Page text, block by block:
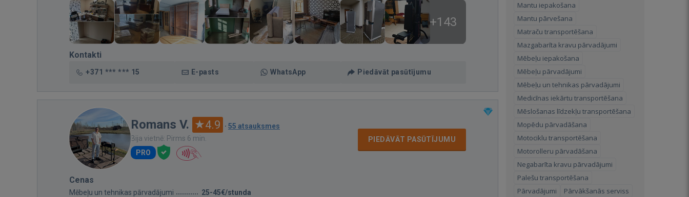
+143
Kontakti
+371 *** *** 15 E-pasts WhatsApp Piedāvāt pasūtījumu
Romans V. 4.9 · 55 atsauksmes
Bija vietnē: Pirms 6 min.
PRO
PIEDĀVĀT PASŪTĪJUMU
Cenas
Mēbeļu un tehnikas pārvadājumi 25-45€/stunda
Mantu iepakošana
Mantu pārvešana
Matraču transportēšana
Mazgabarīta kravu pārvadājumi
Mēbeļu iepakošana
Mēbeļu pārvadājumi
Mēbeļu un tehnikas pārvadājumi
Medicīnas iekārtu transportēšana
Mēslošanas līdzekļu transportēšana
Mopēdu pārvadāšana
Motociklu transportēšana
Motorolleru pārvadāšana
Negabarīta kravu pārvadājumi
Palešu transportēšana
Pārvadājumi
Pārvākšanās serviss